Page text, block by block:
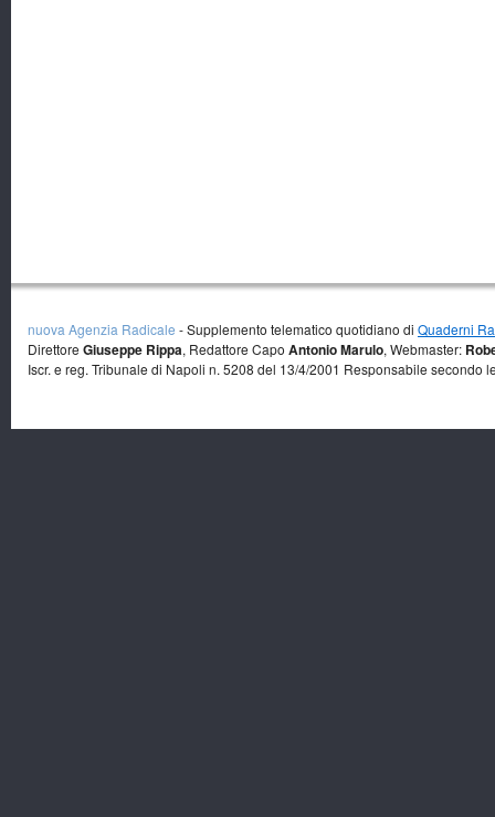
nuova Agenzia Radicale - Supplemento telematico quotidiano di Quaderni
Direttore Giuseppe Rippa, Redattore Capo Antonio Marulo, Webmaster:
Iscr. e reg. Tribunale di Napoli n. 5208 del 13/4/2001 Responsabile secondo